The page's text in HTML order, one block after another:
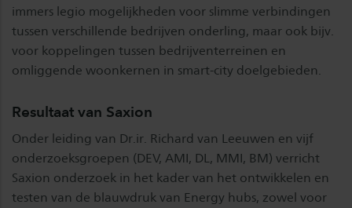
immers legio mogelijkheden voor slimme verbindingen
tussen verschillende bedrijven onderling, maar ook bijv.
voor koppelingen tussen bedrijventerreinen en
omliggende woonkernen in smart-city doelgebieden.
Resultaat van Saxion
Onder leiding van Dr.ir. Richard van Leeuwen en vijf
onderzoeksgroepen (DEV, AMI, DL, MMI, BM) verricht
Saxion onderzoek in het kader van het ontwikkelen en
testen van de blauwdruk van Energy hubs, zowel voor